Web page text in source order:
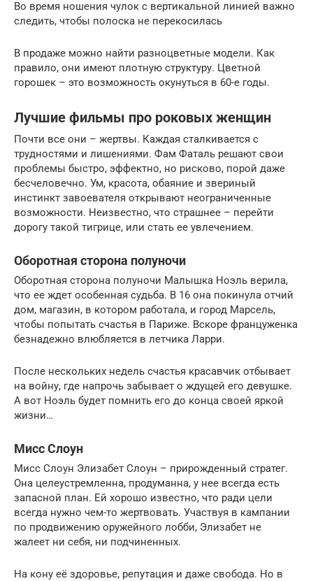
Во время ношения чулок с вертикальной линией важно
следить, чтобы полоска не перекосилась
В продаже можно найти разноцветные модели. Как
правило, они имеют плотную структуру. Цветной
горошек – это возможность окунуться в 60-е годы.
Лучшие фильмы про роковых женщин
Почти все они – жертвы. Каждая сталкивается с
трудностями и лишениями. Фам Фаталь решают свои
проблемы быстро, эффектно, но рисково, порой даже
бесчеловечно. Ум, красота, обаяние и звериный
инстинкт завоевателя открывают неограниченные
возможности. Неизвестно, что страшнее – перейти
дорогу такой тигрице, или стать ее увлечением.
Оборотная сторона полуночи
Оборотная сторона полуночи Малышка Ноэль верила,
что ее ждет особенная судьба. В 16 она покинула отчий
дом, магазин, в котором работала, и город Марсель,
чтобы попытать счастья в Париже. Вскоре француженка
безнадежно влюбляется в летчика Ларри.
После нескольких недель счастья красавчик отбывает
на войну, где напрочь забывает о ждущей его девушке.
А вот Ноэль будет помнить его до конца своей яркой
жизни…
Мисс Слоун
Мисс Слоун Элизабет Слоун – прирожденный стратег.
Она целеустремленна, продуманна, у нее всегда есть
запасной план. Ей хорошо известно, что ради цели
всегда нужно чем-то жертвовать. Участвуя в кампании
по продвижению оружейного лобби, Элизабет не
жалеет ни себя, ни подчиненных.
На кону её здоровье, репутация и даже свобода. Но в